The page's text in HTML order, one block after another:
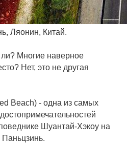
Ляонин, Китай.
Многие наверное
Нет, это не другая
Beach) - одна из самых
Шуантай-Хэкоу на
Паньцзинь.